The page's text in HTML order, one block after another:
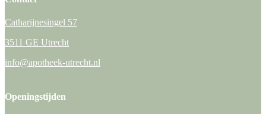
Catharijnesingel 57
3511 GE Utrecht
info@apotheek-utrecht.nl
Openingstijden